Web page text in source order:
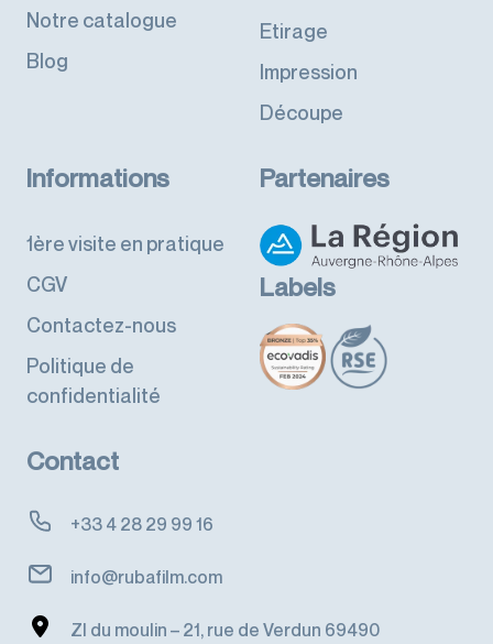
Notre catalogue
Blog
Etirage
Impression
Découpe
Informations
1ère visite en pratique
CGV
Contactez-nous
Politique de
confidentialité
Partenaires
Labels
Contact
+33 4 28 29 99 16
info@rubafilm.com
ZI du moulin – 21, rue de Verdun 69490